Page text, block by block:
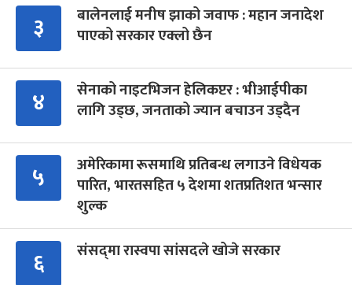
३
बालेनलाई मनीष झाको जवाफ : महान जनादेश
पाएको सरकार एक्लो छैन
४
सेनाको नाइटभिजन हेलिकप्टर : भीआईपीका
लागि उड्छ, जनताको ज्यान बचाउन उड्दैन
५
अमेरिकामा रूसमाथि प्रतिबन्ध लगाउने विधेयक
पारित, भारतसहित ५ देशमा शतप्रतिशत भन्सार
शुल्क
६ संसद्‍मा रास्वपा सांसदले खोजे सरकार